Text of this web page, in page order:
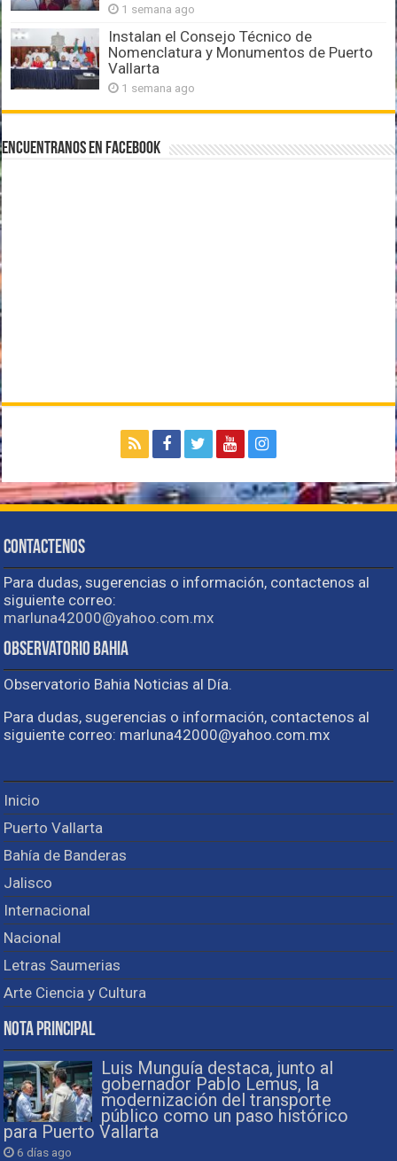
1 semana ago
Instalan el Consejo Técnico de
Nomenclatura y Monumentos de Puerto
Vallarta
1 semana ago
Encuentranos en Facebook
Contactenos
Para dudas, sugerencias o información, contactenos al
siguiente correo:
marluna42000@yahoo.com.mx
Observatorio Bahia
Observatorio Bahia Noticias al Día.
Para dudas, sugerencias o información, contactenos al
siguiente correo: marluna42000@yahoo.com.mx
Inicio
Puerto Vallarta
Bahía de Banderas
Jalisco
Internacional
Nacional
Letras Saumerias
Arte Ciencia y Cultura
Nota Principal
Luis Munguía destaca, junto al
gobernador Pablo Lemus, la
modernización del transporte
público como un paso histórico
para Puerto Vallarta
6 días ago